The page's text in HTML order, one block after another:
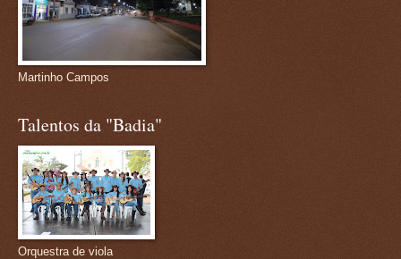
Martinho Campos
Talentos da "Badia"
Orquestra de viola